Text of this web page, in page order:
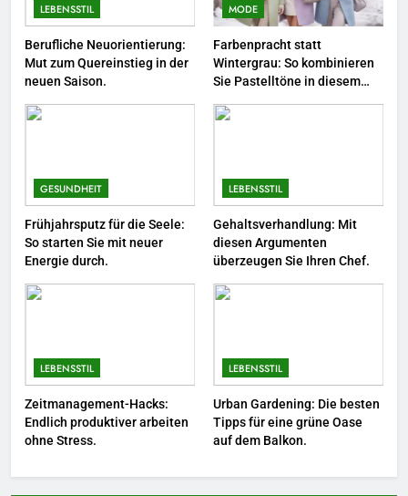
4
Selbstversorger-Glück: Welches
Gemüse Sie jetzt pflanzen
Details werten Sie jedes
Frühlingsoutfit auf.
6
Naturnah gärtnern: So locken
7
Berufliche Neuorientierung: Mut
zum Quereinstieg in der neuen
LEBENSSTIL
Berufliche Neuorientierung:
Mut zum Quereinstieg in der
neuen Saison.
MODE
Farbenpracht statt
Wintergrau: So kombinieren
Sie Pastelltöne in diesem
GESUNDHEIT
Frühjahrsputz für die Seele:
So starten Sie mit neuer
Energie durch.
LEBENSSTIL
Gehaltsverhandlung: Mit
diesen Argumenten
überzeugen Sie Ihren Chef.
LEBENSSTIL
Zeitmanagement-Hacks:
Endlich produktiver arbeiten
ohne Stress.
LEBENSSTIL
Urban Gardening: Die besten
Tipps für eine grüne Oase
auf dem Balkon.